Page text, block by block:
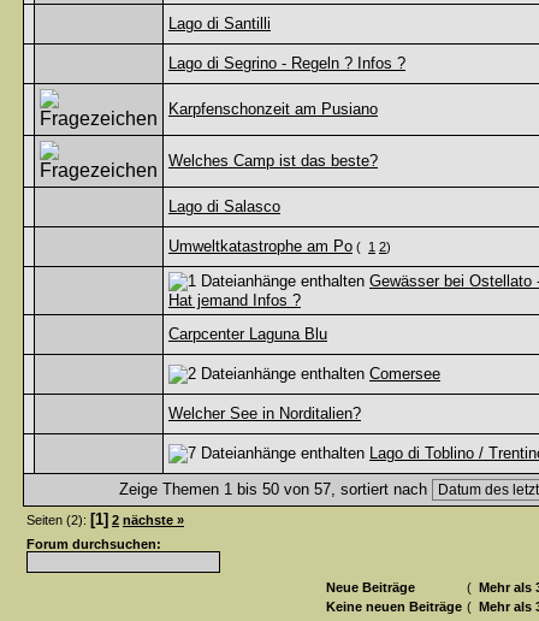
Lago di Santilli
Lago di Segrino - Regeln ? Infos ?
Karpfenschonzeit am Pusiano
Welches Camp ist das beste?
Lago di Salasco
Umweltkatastrophe am Po ( 1 2)
Gewässer bei Ostellato
Hat jemand Infos ?
Carpcenter Laguna Blu
Comersee
Welcher See in Norditalien?
Lago di Toblino /
Zeige Themen 1 bis 50 von 57, sortiert nach
Seiten (2): [1] 2 nächste »
Forum durchsuchen:
Neue Beiträge ( Mehr als
Keine neuen Beiträge ( Mehr als